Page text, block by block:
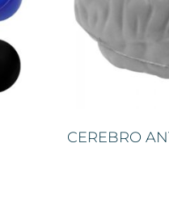
CEREBRO